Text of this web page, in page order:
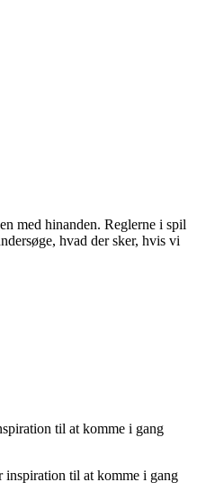
med hinanden. Reglerne i spil
hvad der sker, hvis vi
til at komme i gang